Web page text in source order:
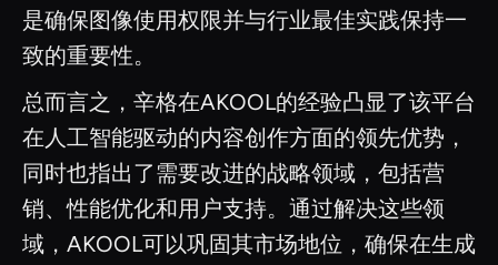
是确保图像使用权限并与行业最佳实践保持一
致的重要性。
总而言之，辛格在AKOOL的经验凸显了该平台
在人工智能驱动的内容创作方面的领先优势，
同时也指出了需要改进的战略领域，包括营
销、性能优化和用户支持。通过解决这些领
域，AKOOL可以巩固其市场地位，确保在生成